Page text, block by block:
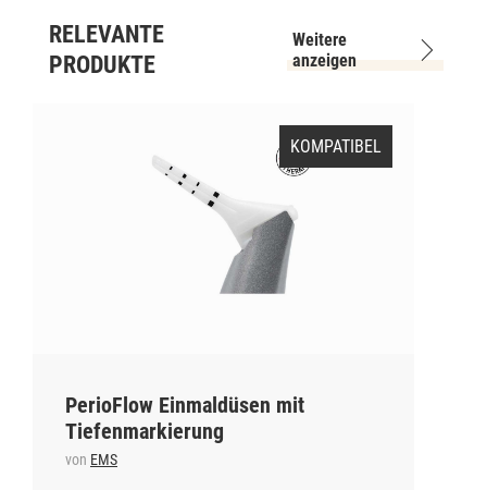
RELEVANTE
PRODUKTE
Weitere
anzeigen
KOMPATIBEL
PerioFlow Einmaldüsen mit
Tiefenmarkierung
von EMS